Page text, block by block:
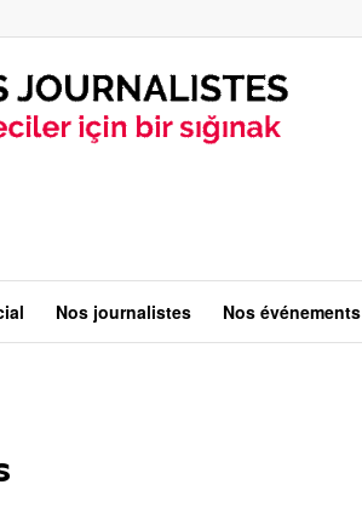
Nos journalistes Nos événements